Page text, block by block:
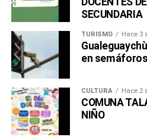
SECUNDARIA
TURISMO Hace 3
en semáforos
CULTURA Hace 2
COMUNA
NIÑO